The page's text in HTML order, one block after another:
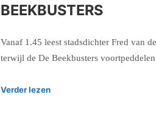
BEEKBUSTERS
Vanaf 1.45 leest stadsdichter Fred van
terwijl de De Beekbusters
Verder lezen